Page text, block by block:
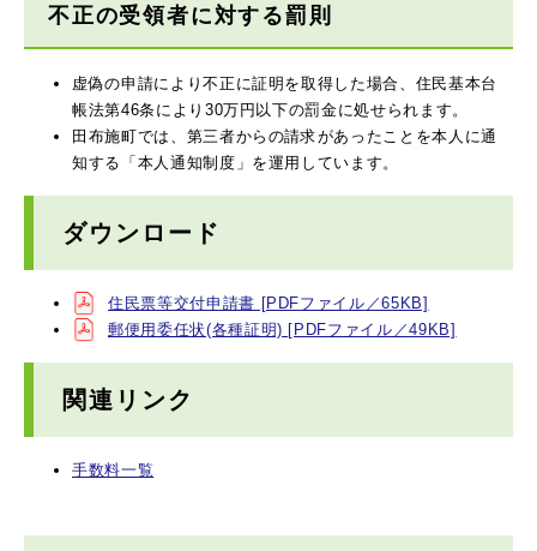
不正の受領者に対する罰則
虚偽の申請により不正に証明を取得した場合、住民基本台
帳法第46条により30万円以下の罰金に処せられます。
田布施町では、第三者からの請求があったことを本人に通
知する「本人通知制度」を運用しています。
ダウンロード
住民票等交付申請書 [PDFファイル／65KB]
郵便用委任状(各種証明) [PDFファイル／49KB]
関連リンク
手数料一覧